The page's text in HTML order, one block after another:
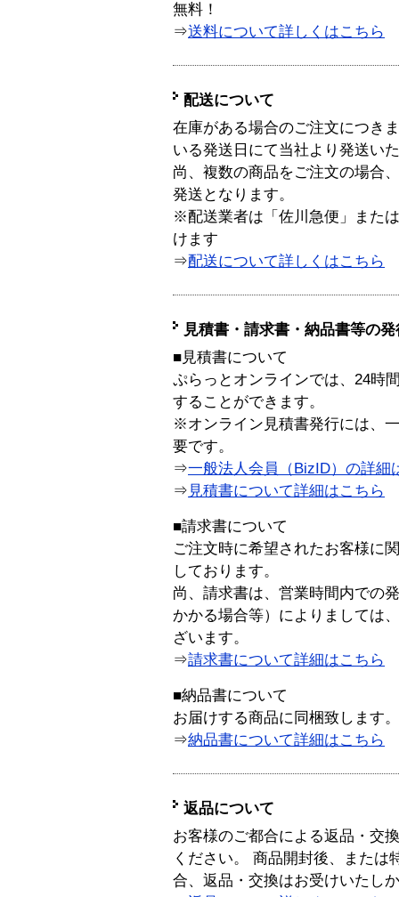
無料！
⇒送料について詳しくはこちら
配送について
在庫がある場合のご注文につき
いる発送日にて当社より発送い
尚、複数の商品をご注文の場合
発送となります。
※配送業者は「佐川急便」また
けます
⇒配送について詳しくはこちら
見積書・請求書・納品書等の
■見積書について
ぷらっとオンラインでは、24時
することができます。
※オンライン見積書発行には、
要です。
⇒一般法人会員（BizID）の詳細
⇒ 見積書について詳細はこちら
■請求書について
ご注文時に希望されたお客様に
しております。
尚、請求書は、営業時間内での
かかる場合等）によりましては
ざいます。
⇒請求書について詳細はこちら
■納品書について
お届けする商品に同梱致します。
⇒納品書について詳細はこちら
返品について
お客様のご都合による返品・交
ください。 商品開封後、または
合、返品・交換はお受けいたし